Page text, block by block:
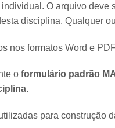
O arquivo deve
disciplina. Qualquer
nos formatos Word e
o formulário padrão
para construção